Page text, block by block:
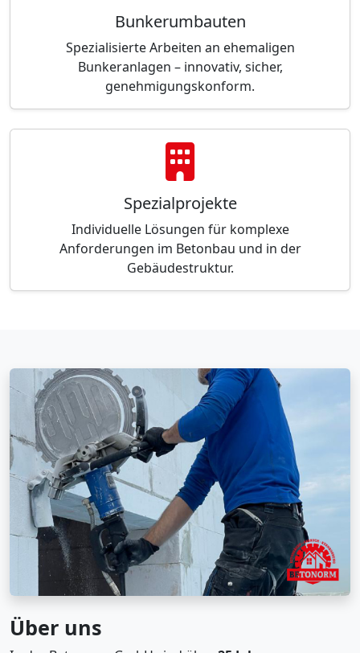
Bunkerumbauten
Spezialisierte Arbeiten an ehemaligen
Bunkeranlagen – innovativ, sicher,
genehmigungskonform.
Spezialprojekte
Individuelle Lösungen für komplexe
Anforderungen im Betonbau und in der
Gebäudestruktur.
Über uns